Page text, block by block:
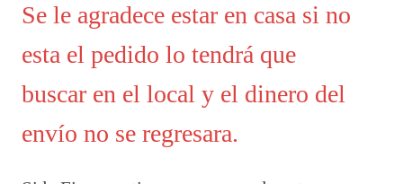
Se le agradece estar en casa si no
esta el pedido lo tendrá que
buscar en el local y el dinero del
envío no se regresara.